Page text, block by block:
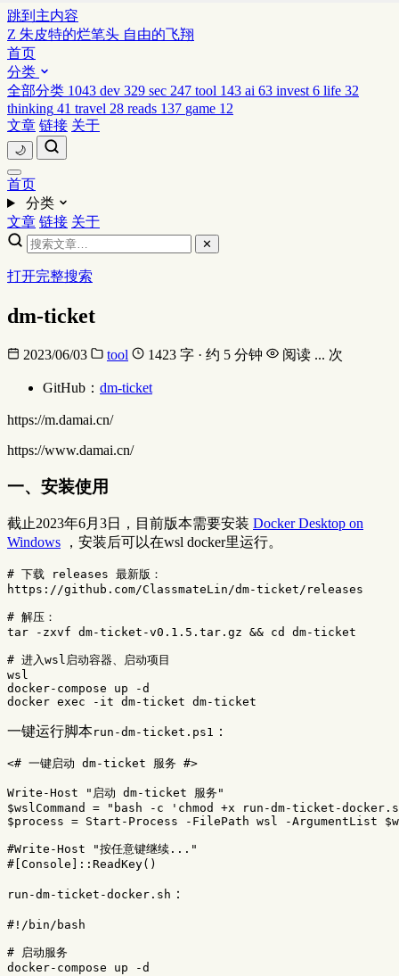
跳到主内容
Z 朱皮特的烂笔头 自由的飞翔
首页
分类
全部分类 1043 dev 329 sec 247 tool 143 ai 63 invest 6 life 32
thinking 41 travel 28 reads 137 game 12
文章 链接 关于
🌙
首页
分类
文章 链接 关于
✕
打开完整搜索
dm-ticket
2023/06/03 tool 1423 字 · 约 5 分钟 阅读 ... 次
GitHub： dm-ticket
https://m.damai.cn/
https://www.damai.cn/
一、安装使用
截止2023年6月3日，目前版本需要安装 Docker Desktop on
Windows ，安装后可以在wsl docker里运行。
# 下载 releases 最新版：
https://github.com/ClassmateLin/dm-ticket/releases
# 解压：
tar
-zxvf dm-ticket-v0.1.5.tar.gz && cd dm-ticket
# 进入wsl启动容器、启动项目
wsl
docker-compose up
-d
docker exec -it
一键运行脚本run-dm-ticket.ps1 ：
<# 一键启动 dm-ticket 服务 #>
Write-Host
"启动 dm-ticket 服务"
$wslCommand
=
"bash -c 'chmod +x run-dm-ticket-
$process = Start-Process -FilePath wsl -ArgumentList
#Write-Host "按任意键继续..."
#[Console]::ReadKey()
run-dm-ticket-docker.sh ：
#!/bin/bash
# 启动服务
docker-compose up
-d